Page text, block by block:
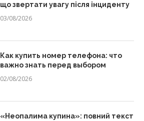
що звертати увагу після інциденту
03/08/2026
Как купить номер телефона: что
важно знать перед выбором
02/08/2026
«Неопалима купина»: повний текст